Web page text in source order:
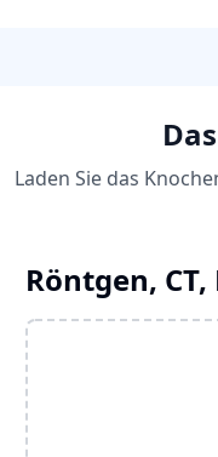
Laden Sie das
Röntgen,